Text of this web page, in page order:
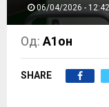
M
E
06/04/2026 - 12:42
Од:А1он
SHARE